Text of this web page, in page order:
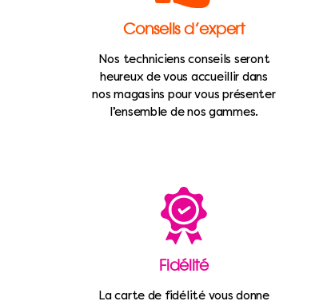
Conseils d’expert
Nos techniciens conseils seront
heureux de vous accueillir dans
nos magasins pour vous présenter
l’ensemble de nos gammes.
Fidélité
La carte de fidélité vous donne